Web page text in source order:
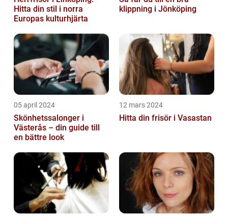
Hitta din stil i norra
Europas kulturhjärta
klippning i Jönköping
05 april 2024
Skönhetssalonger i
Västerås – din guide till
en bättre look
12 mars 2024
Hitta din frisör i Vasastan